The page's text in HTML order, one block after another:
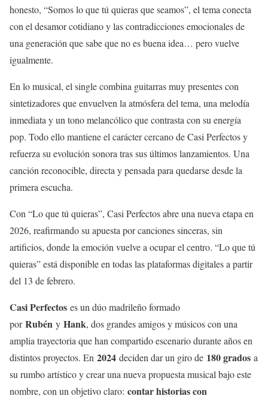
honesto, “Somos lo que tú quieras que seamos”, el tema conecta
con el desamor cotidiano y las contradicciones emocionales de
una generación que sabe que no es buena idea… pero vuelve
igualmente.
En lo musical, el single combina guitarras muy presentes con
sintetizadores que envuelven la atmósfera del tema, una melodía
inmediata y un tono melancólico que contrasta con su energía
pop. Todo ello mantiene el carácter cercano de Casi Perfectos y
refuerza su evolución sonora tras sus últimos lanzamientos. Una
canción reconocible, directa y pensada para quedarse desde la
primera escucha.
Con “Lo que tú quieras”, Casi Perfectos abre una nueva etapa en
2026, reafirmando su apuesta por canciones sinceras, sin
artificios, donde la emoción vuelve a ocupar el centro. “Lo que tú
quieras” está disponible en todas las plataformas digitales a partir
del 13 de febrero.
Casi Perfectos es un dúo madrileño formado
porRubén y Hank, dos grandes amigos y músicos con una
amplia trayectoria que han compartido escenario durante años en
distintos proyectos. En 2024 deciden dar un giro de 180 grados a
su rumbo artístico y crear una nueva propuesta musical bajo este
nombre, con un objetivo claro: contar historias con